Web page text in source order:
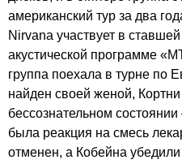
американский тур за два
Nirvana участвует в
акустической программе «
группа поехала в турне по
найден своей женой,
бессознательном состоянии
была реакция на смесь
отменен, а Кобейна